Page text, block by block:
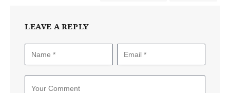
LEAVE A REPLY